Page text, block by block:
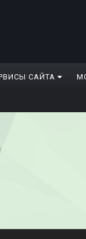
САЙТА